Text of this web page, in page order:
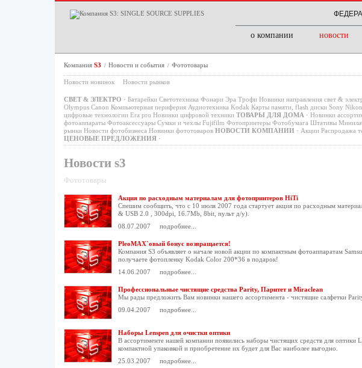
о компании новости
Компания S3 / Новости и события / Фототовары
Новости новинок Новости рынков
СВЕТ & ЭЛЕКТРО · Батарейки Светотехника Фонари Эра Трофи Новинки направления свет &
Olympus Canon Компьютерная периферия Аудиотехника Kodak Карты памяти, flash диски Sony Nikon
цифровые технологии Era pro Новинки цифровой техники ТОВАРЫ ДЛЯ ДОМА · Новинки
фотоаппараты Фотоаксессуары Сумки и чехлы Fujifilm Фотопринтеры Фотобумага Штативы
рынки Новости фотобизнеса Новинки фототоваров НОВОСТИ КОМПАНИИ · Акции Распродажа
ЦЕНОВЫЕ ПРЕДЛОЖЕНИЯ ·
Новости s3
Фототовары
Акция по расходным материалам для фотопринтеров HiTi
Спешим сообщить, что с 10 июля 2007 года стартует акция по расходным
& USB 2.0 , 300dpi, 16.7Mb, 8bit, пульт д/у).
08.07.2007
подробнее...
PleoMAX`овый бонус возвращается!
Компания S3 объявляет о начале новой акции по компактным фотоаппаратам
получаете фотопленку Kodak Color 200*36 в подарок!
14.06.2007
подробнее...
Профессиональные чистящие средства Parity, Паритет и Miraclean
Мы рады предложить Вам новинки нашего ассортимента - чистящие салфетки
09.04.2007
подробнее...
Наборы Lenspen для очистки оптики
В ассортименте нашей компании появились наборы чистящих средств для
компактной упаковкой и приобретение их будет для Вас наиболее выгодно.
25.03.2007
подробнее...